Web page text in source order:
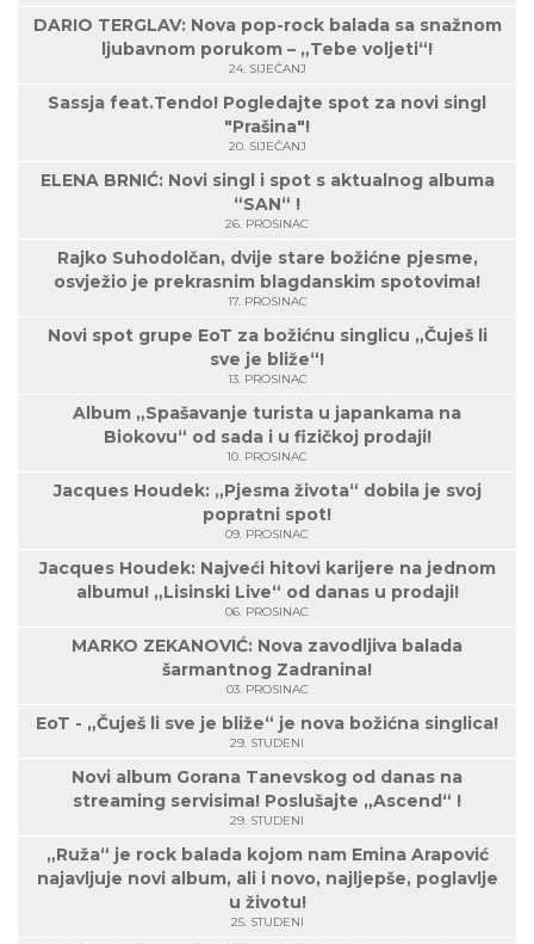
DARIO TERGLAV: Nova pop-rock balada sa snažnom
ljubavnom porukom – „Tebe voljeti“!
24. SIJEČANJ
Sassja feat.Tendo! Pogledajte spot za novi singl
"Prašina"!
20. SIJEČANJ
ELENA BRNIĆ: Novi singl i spot s aktualnog albuma
“SAN“ !
26. PROSINAC
Rajko Suhodolčan, dvije stare božićne pjesme,
osvježio je prekrasnim blagdanskim spotovima!
17. PROSINAC
Novi spot grupe EoT za božićnu singlicu „Čuješ li
sve je bliže“!
13. PROSINAC
Album „Spašavanje turista u japankama na
Biokovu“ od sada i u fizičkoj prodaji!
10. PROSINAC
Jacques Houdek: „Pjesma života“ dobila je svoj
popratni spot!
09. PROSINAC
Jacques Houdek: Najveći hitovi karijere na jednom
albumu! „Lisinski Live“ od danas u prodaji!
06. PROSINAC
MARKO ZEKANOVIĆ: Nova zavodljiva balada
šarmantnog Zadranina!
03. PROSINAC
EoT - „Čuješ li sve je bliže“ je nova božićna singlica!
29. STUDENI
Novi album Gorana Tanevskog od danas na
streaming servisima! Poslušajte „Ascend“ !
29. STUDENI
„Ruža“ je rock balada kojom nam Emina Arapović
najavljuje novi album, ali i novo, najljepše, poglavlje
u životu!
25. STUDENI